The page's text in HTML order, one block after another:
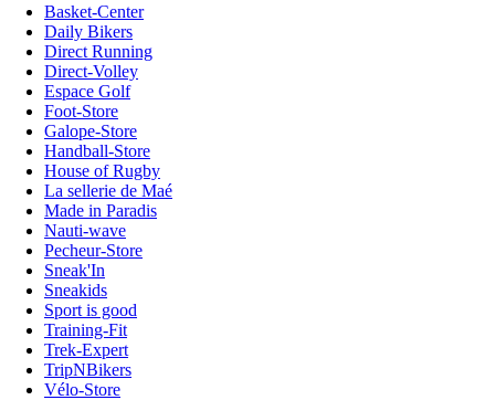
Basket-Center
Daily Bikers
Direct Running
Direct-Volley
Espace Golf
Foot-Store
Galope-Store
Handball-Store
House of Rugby
La sellerie de Maé
Made in Paradis
Nauti-wave
Pecheur-Store
Sneak'In
Sneakids
Sport is good
Training-Fit
Trek-Expert
TripNBikers
Vélo-Store